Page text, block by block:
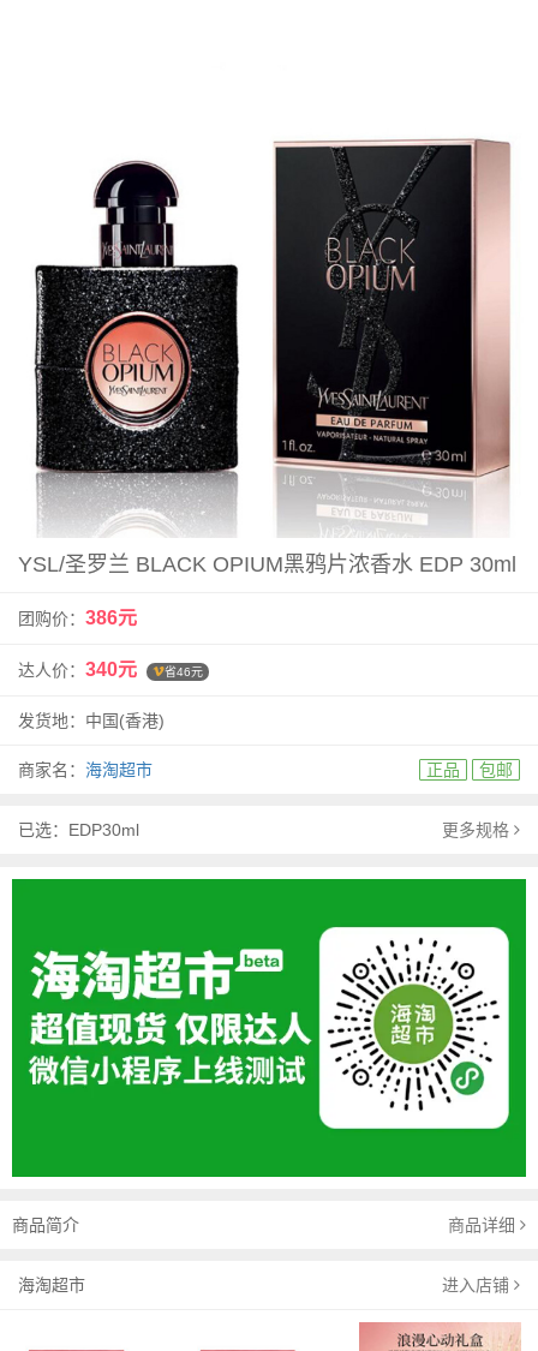
YSL/圣罗兰 BLACK OPIUM黑鸦片浓香水 EDP 30ml
团购价： 386元
达人价： 340元 省46元
发货地：中国(香港)
商家名： 海淘超市 正品 包邮
已选：EDP30ml 更多规格
商品简介 商品详细
海淘超市 进入店铺